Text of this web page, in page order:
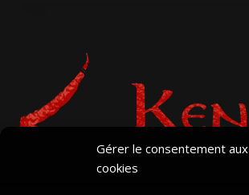
Gérer le consentement aux
cookies